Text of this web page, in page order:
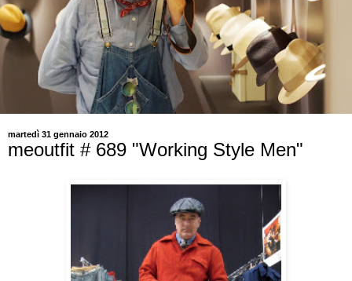
martedì 31 gennaio 2012
meoutfit # 689 "Working Style Men"